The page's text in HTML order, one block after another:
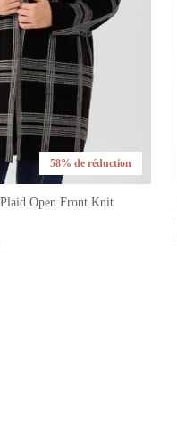
58% de réduction
Open Front Knit